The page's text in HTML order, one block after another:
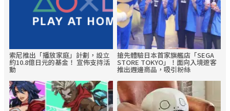
索尼推出「播放家庭」計劃，設立
約10.8億日元的基金！ 宣佈支持活
動
搶先體驗日本首家旗艦店「SEGA
STORE TOKYO」！面向入境遊客
推出週邊商品，吸引粉絲